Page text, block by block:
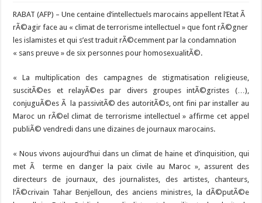
RABAT (AFP) – Une centaine d’intellectuels marocains appellent l’Etat Ã
rÃ©agir face au « climat de terrorisme intellectuel » que font rÃ©gner
les islamistes et qui s’est traduit rÃ©cemment par la condamnation
« sans preuve » de six personnes pour homosexualitÃ©.
« La multiplication des campagnes de stigmatisation religieuse,
suscitÃ©es et relayÃ©es par divers groupes intÃ©gristes (…),
conjuguÃ©es Ã la passivitÃ© des autoritÃ©s, ont fini par installer au
Maroc un rÃ©el climat de terrorisme intellectuel » affirme cet appel
publiÃ© vendredi dans une dizaines de journaux marocains.
« Nous vivons aujourd’hui dans un climat de haine et d’inquisition, qui
met Ã terme en danger la paix civile au Maroc », assurent des
directeurs de journaux, des journalistes, des artistes, chanteurs,
l’Ã©crivain Tahar Benjelloun, des anciens ministres, la dÃ©putÃ©e